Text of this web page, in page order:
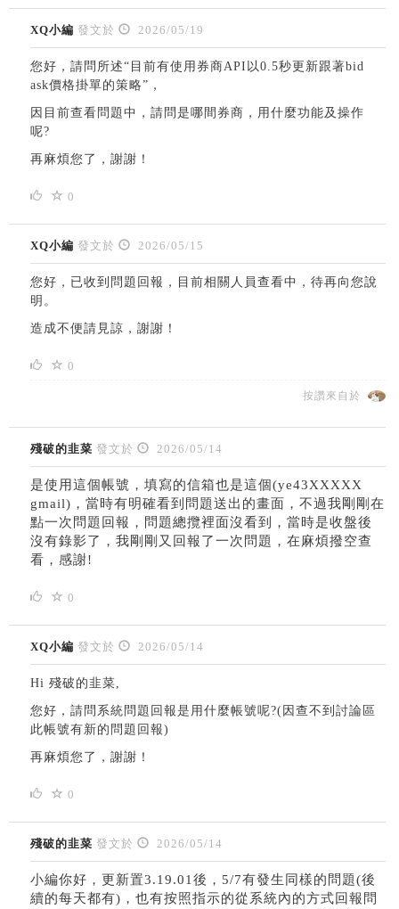
XQ小編 發文於 2026/05/19
您好，請問所述“目前有使用券商API以0.5秒更新跟著bid
ask價格掛單的策略”，
因目前查看問題中，請問是哪間券商，用什麼功能及操作
呢?
再麻煩您了，謝謝！
0
XQ小編 發文於 2026/05/15
您好，已收到問題回報，目前相關人員查看中，待再向您說
明。
造成不便請見諒，謝謝！
0
按讚來自於
殘破的韭菜 發文於 2026/05/14
是使用這個帳號，填寫的信箱也是這個(ye43XXXXX
gmail)，當時有明確看到問題送出的畫面，不過我剛剛在
點一次問題回報，問題總攬裡面沒看到，當時是收盤後
沒有錄影了，我剛剛又回報了一次問題，在麻煩撥空查
看，感謝!
0
XQ小編 發文於 2026/05/14
Hi 殘破的韭菜,
您好，請問系統問題回報是用什麼帳號呢?(因查不到討論區
此帳號有新的問題回報)
再麻煩您了，謝謝！
0
殘破的韭菜 發文於 2026/05/14
小編你好，更新置3.19.01後，5/7有發生同樣的問題(後
續的每天都有)，也有按照指示的從系統內的方式回報問